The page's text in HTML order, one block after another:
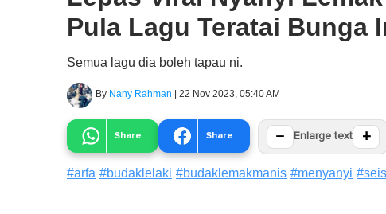
Pula Lagu Teratai Bunga
Semua lagu dia boleh tapau ni.
By Nany Rahman | 22 Nov 2023, 05:40 AM
Share Share − Enlarge text +
#arfa #budaklelaki #budaklemakmanis #menyanyi #